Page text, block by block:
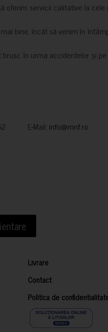
oferim servicii calitative la
bine, încât să venim în
în urma accidentelor și
E-Mail: info@mnf.ro
Livrare
Contact
Politica de